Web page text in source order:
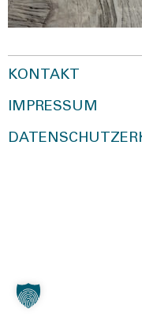
KONTAKT
IMPRESSUM